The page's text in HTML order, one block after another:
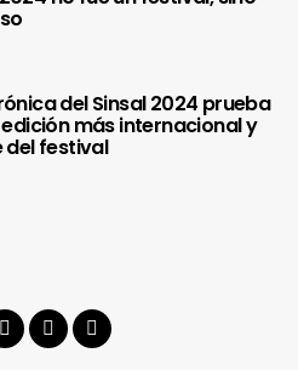
del Sinsal 2024 prueba
más internacional y
del festival